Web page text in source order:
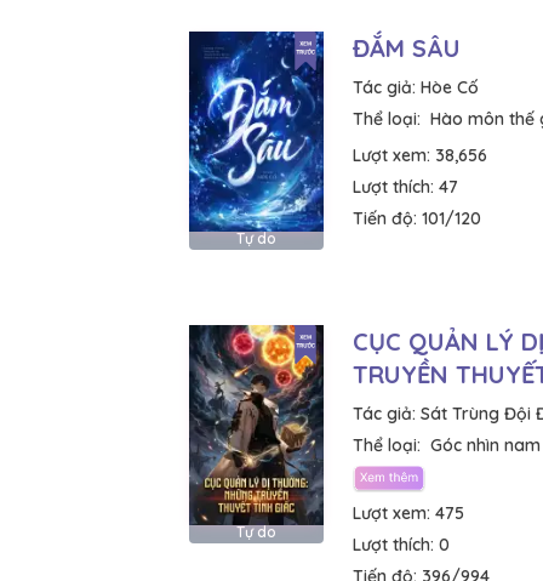
Tự do
ĐẮM SÂU
Tác giả: Hòe Cố
Thể loại: Hào môn thế
Lượt xem: 38,656
Lượt thích: 47
Tiến độ: 101/120
Tự do
CỤC QUẢN LÝ
TRUYỀN
Tác giả: Sát Trùng Đội
Thể loại: Góc nhìn
Lượt xem: 475
Lượt thích: 0
Tiến độ: 396/994